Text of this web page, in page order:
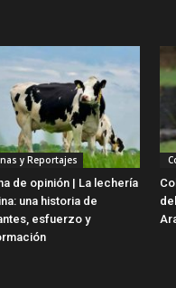
y Reportajes
de opinión | La lechería
una historia de
esfuerzo y